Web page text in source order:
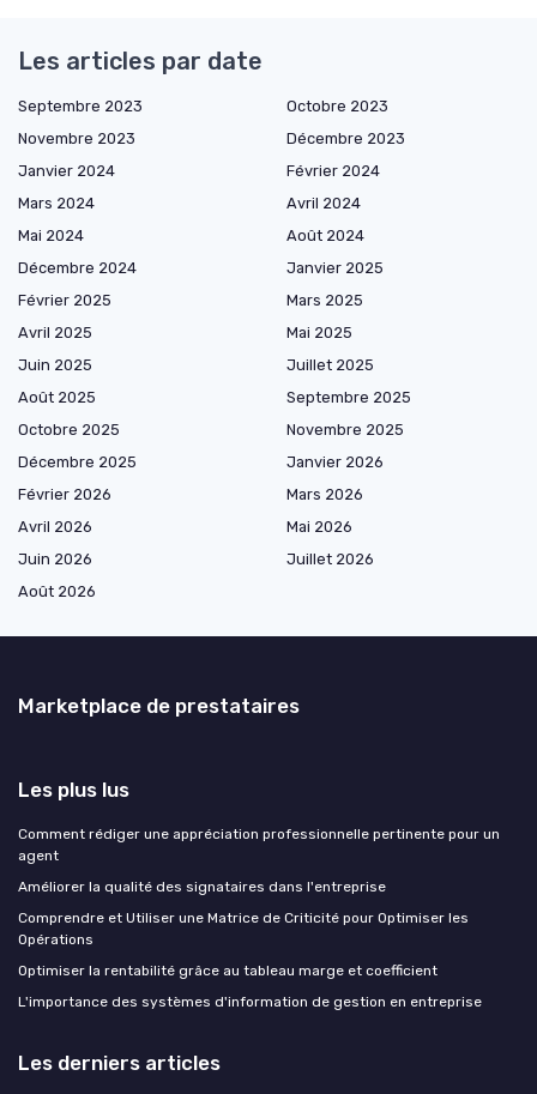
Les articles par date
Septembre 2023
Octobre 2023
Novembre 2023
Décembre 2023
Janvier 2024
Février 2024
Mars 2024
Avril 2024
Mai 2024
Août 2024
Décembre 2024
Janvier 2025
Février 2025
Mars 2025
Avril 2025
Mai 2025
Juin 2025
Juillet 2025
Août 2025
Septembre 2025
Octobre 2025
Novembre 2025
Décembre 2025
Janvier 2026
Février 2026
Mars 2026
Avril 2026
Mai 2026
Juin 2026
Juillet 2026
Août 2026
Marketplace de prestataires
Les plus lus
Comment rédiger une appréciation professionnelle pertinente pour un
agent
Améliorer la qualité des signataires dans l'entreprise
Comprendre et Utiliser une Matrice de Criticité pour Optimiser les
Opérations
Optimiser la rentabilité grâce au tableau marge et coefficient
L'importance des systèmes d'information de gestion en entreprise
Les derniers articles